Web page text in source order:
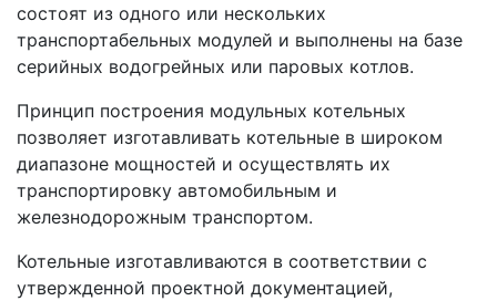
состоят из одного или нескольких
транспортабельных модулей и выполнены на базе
серийных водогрейных или паровых котлов.
Принцип построения модульных котельных
позволяет изготавливать котельные в широком
диапазоне мощностей и осуществлять их
транспортировку автомобильным и
железнодорожным транспортом.
Котельные изготавливаются в соответствии с
утвержденной проектной документацией,